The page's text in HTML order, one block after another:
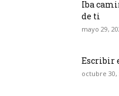
Iba
de ti
mayo 29,
Escribir
octubre 30,